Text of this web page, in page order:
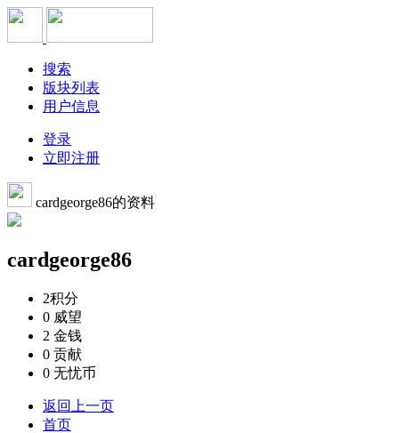
搜索
版块列表
用户信息
登录
立即注册
cardgeorge86的资料
cardgeorge86
2积分
0 威望
2 金钱
0 贡献
0 无忧币
返回上一页
首页